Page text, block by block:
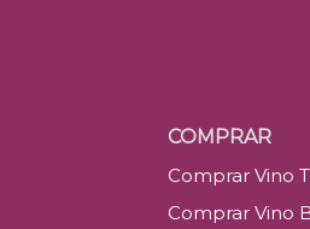
COMPRAR
Comprar Vino
Comprar Vino